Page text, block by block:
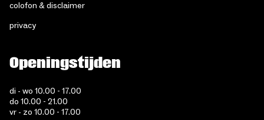
colofon & disclaimer
privacy
Openingstijden
di - wo 10.00 - 17.00
do 10.00 - 21.00
vr - zo 10.00 - 17.00